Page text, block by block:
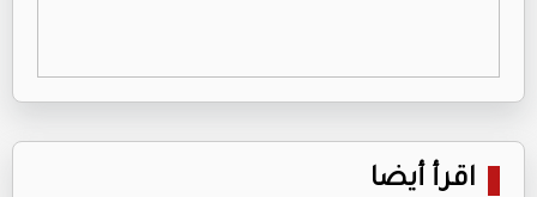
اقرأ أيضا